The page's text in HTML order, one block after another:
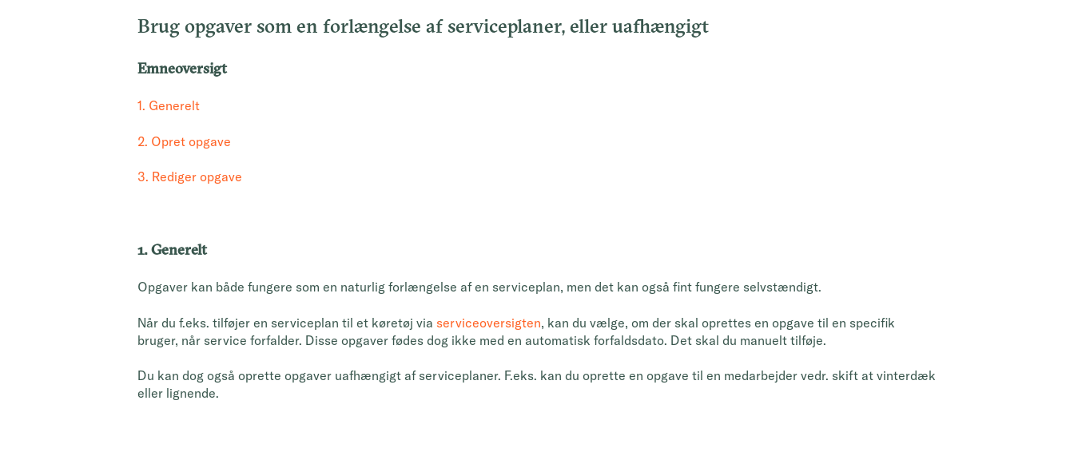
Brug opgaver som en forlængelse af serviceplaner, eller uafhængigt
Emneoversigt
1. Generelt
2. Opret opgave
3. Rediger opgave
1. Generelt
Opgaver kan både fungere som en naturlig forlængelse af en serviceplan, men det kan også fint fungere selvstændigt.
Når du f.eks. tilføjer en serviceplan til et køretøj via serviceoversigten, kan du vælge, om der skal oprettes en opgave til en specifik
bruger, når service forfalder. Disse opgaver fødes dog ikke med en automatisk forfaldsdato. Det skal du manuelt tilføje.
Du kan dog også oprette opgaver uafhængigt af serviceplaner. F.eks. kan du oprette en opgave til en medarbejder vedr. skift at vinterdæk
eller lignende.